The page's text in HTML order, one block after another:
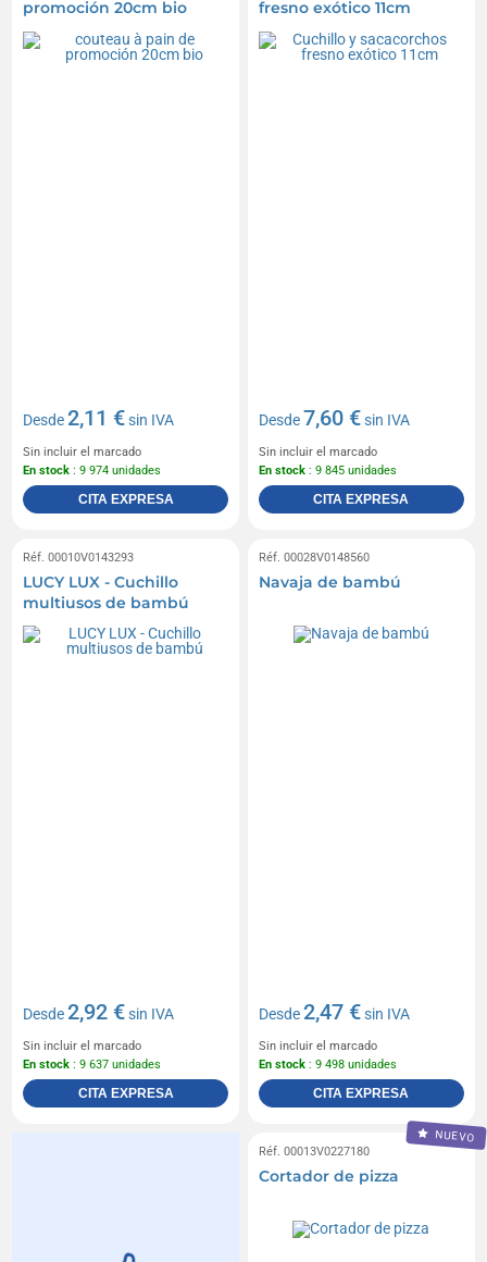
promoción 20cm bio
Desde2,11 €sin IVA
Sin incluir el marcado
En stock : 9 974 unidades
CITA EXPRESA
fresno exótico 11cm
Desde7,60 €sin IVA
Sin incluir el marcado
En stock : 9 845 unidades
CITA EXPRESA
Réf. 00010V0143293
LUCY LUX - Cuchillo
multiusos de bambú
Desde2,92 €sin IVA
Sin incluir el marcado
En stock : 9 637 unidades
CITA EXPRESA
Réf. 00028V0148560
Navaja de bambú
Desde2,47 €sin IVA
Sin incluir el marcado
En stock : 9 498 unidades
CITA EXPRESA
NUEVO
Réf. 00013V0227180
Cortador de pizza